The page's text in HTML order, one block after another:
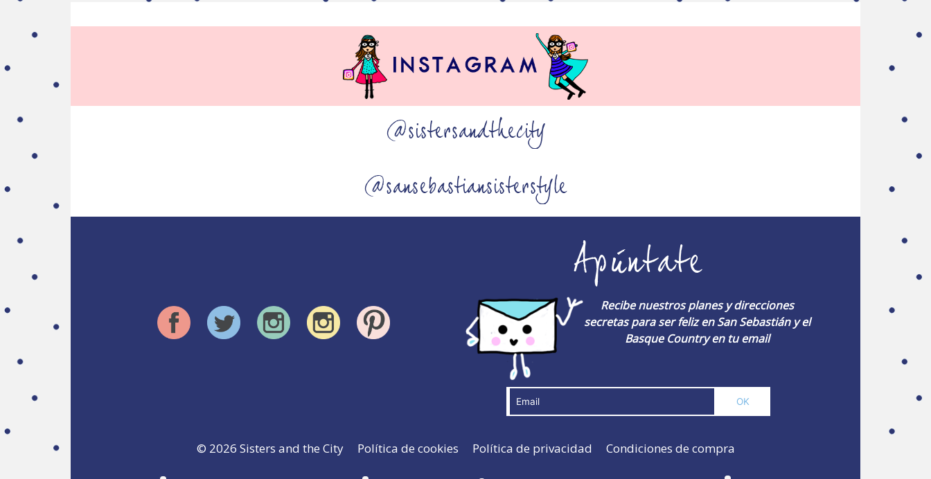
@sistersandthecity
@sansebastiansisterstyle
Apúntate
Recibe nuestros planes y direcciones
secretas para ser feliz en San Sebastián y el
Basque Country en tu email
© 2026 Sisters and the City Política de cookies Política de privacidad Condiciones de compra